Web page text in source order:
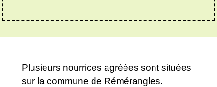
Plusieurs nourrices agréées sont situées
sur la commune de Rémérangles.